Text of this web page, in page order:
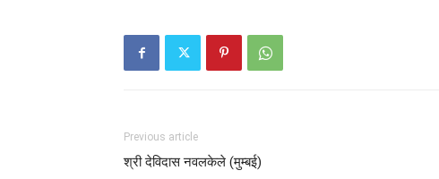
Previous article
श्री देविदास नवलकेले (मुम्बई)